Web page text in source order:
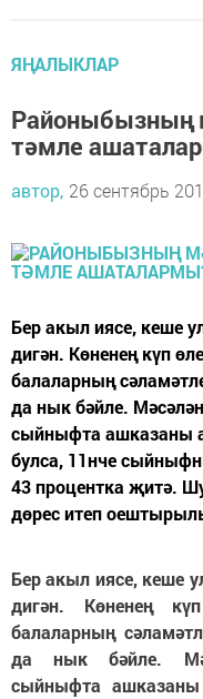
ЯҢАЛЫКЛАР
Районыбызның
тәмле
автор, 26 сентябрь
Бер акыл иясе, кеше
дигән. Көненең күп
балаларның
да нык бәйле.
сыйныфта ашказаны
булса, 11нче
43 процентка җитә.
дөрес итеп
Бер акыл иясе, кеше
дигән. Көненең
балаларның
да нык бәйле.
сыйныфта